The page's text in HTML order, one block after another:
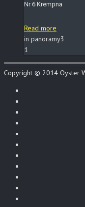
Nr 6 Krempna
Read more
in panoramy3
1
Copyright © 2014 Oyster